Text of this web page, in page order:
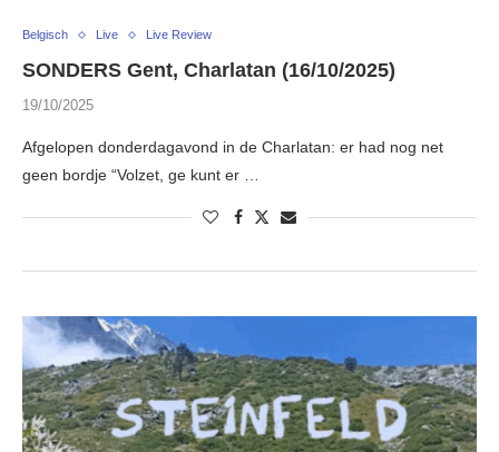
Belgisch Live Live Review
SONDERS Gent, Charlatan (16/10/2025)
19/10/2025
Afgelopen donderdagavond in de Charlatan: er had nog net
geen bordje “Volzet, ge kunt er …